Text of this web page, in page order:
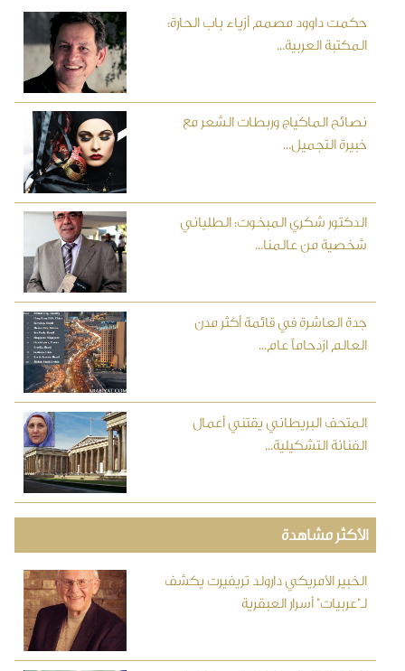
حكمت داوود مصمم أزياء باب الحارة:
المكتبة العربية...
نصائح الماكياج وربطات الشعر مع
خبيرة التجميل...
الدكتور شكري المبخوت: الطلياني
شخصية من عالمنا...
جدة العاشرة في قائمة أكثر مدن
العالم ازدحاماً عام...
المتحف البريطاني يقتني أعمال
الفنانة التشكيلية...
الأكثر مشاهدة
الخبير الأمريكي دارولد تريفيرت يكشف
لـ"عربيات" أسرار العبقرية